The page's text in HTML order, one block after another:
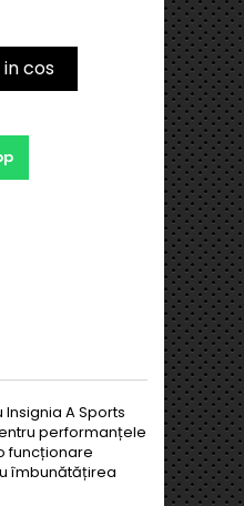
cos
A Sports
performanțele
funcționare
îmbunătățirea